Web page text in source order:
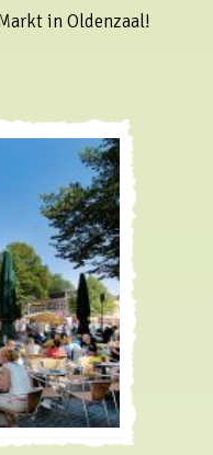
in Oldenzaal!